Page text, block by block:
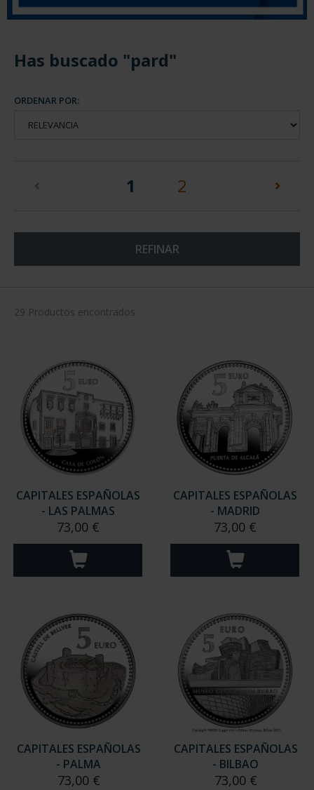
Has buscado "pard"
ORDENAR POR:
1 (current)
2
REFINAR
29 Productos encontrados
CAPITALES ESPAÑOLAS
- LAS PALMAS
73,00 €
CAPITALES ESPAÑOLAS
- MADRID
73,00 €
CAPITALES ESPAÑOLAS
- PALMA
73,00 €
CAPITALES ESPAÑOLAS
- BILBAO
73,00 €